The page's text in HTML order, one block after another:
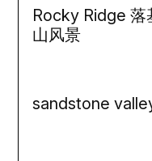
Rocky Ridge 落
山风景
sandstone